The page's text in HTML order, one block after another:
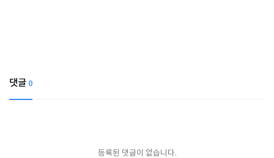
댓글 0
등록된 댓글이 없습니다.